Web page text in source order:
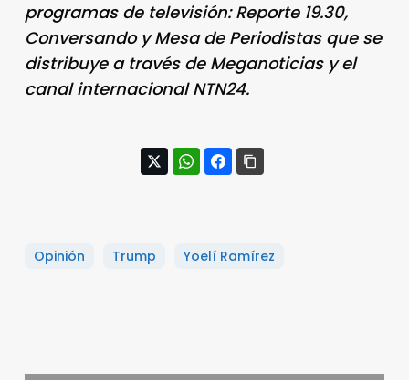
programas de televisión: Reporte 19.30,
Conversando y Mesa de Periodistas que se
distribuye a través de Meganoticias y el
canal internacional NTN24.
Opinión Trump Yoelí Ramírez